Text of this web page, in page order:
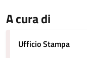
A cura di
Ufficio Stampa